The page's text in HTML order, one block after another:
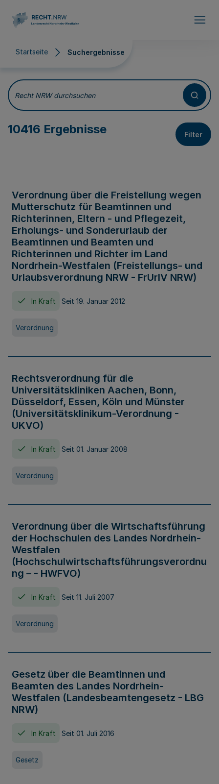
Startseite Suchergebnisse
Suchergebnisse
Recht NRW durchsuchen
10416 Ergebnisse Filter
Verordnung über die Freistellung wegen
Mutterschutz für Beamtinnen und
Richterinnen, Eltern - und Pflegezeit,
Erholungs- und Sonderurlaub der
Beamtinnen und Beamten und
Richterinnen und Richter im Land
Nordrhein-Westfalen (Freistellungs- und
Urlaubsverordnung NRW - FrUrlV NRW)
In Kraft Seit 19. Januar 2012
Verordnung
Rechtsverordnung für die
Universitätskliniken Aachen, Bonn,
Düsseldorf, Essen, Köln und Münster
(Universitätsklinikum-Verordnung -
UKVO)
In Kraft Seit 01. Januar 2008
Verordnung
Verordnung über die Wirtschaftsführung
der Hochschulen des Landes Nordrhein-
Westfalen
(Hochschulwirtschaftsführungsverordnu
ng – - HWFVO)
In Kraft Seit 11. Juli 2007
Verordnung
Gesetz über die Beamtinnen und
Beamten des Landes Nordrhein-
Westfalen (Landesbeamtengesetz - LBG
NRW)
In Kraft Seit 01. Juli 2016
Gesetz